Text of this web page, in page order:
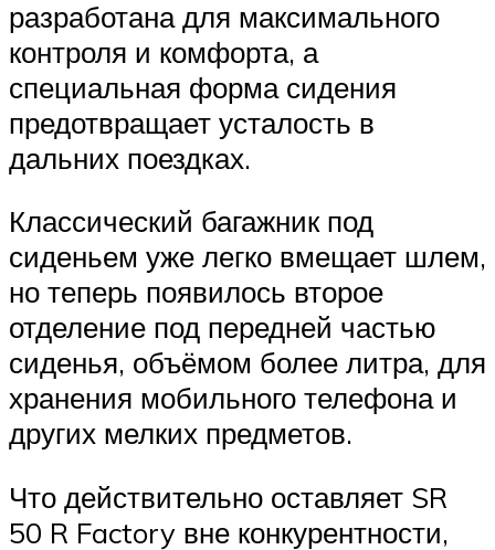
разработана для максимального
контроля и комфорта, а
специальная форма сидения
предотвращает усталость в
дальних поездках.
Классический багажник под
сиденьем уже легко вмещает шлем,
но теперь появилось второе
отделение под передней частью
сиденья, объёмом более литра, для
хранения мобильного телефона и
других мелких предметов.
Что действительно оставляет SR
50 R Factory вне конкурентности,